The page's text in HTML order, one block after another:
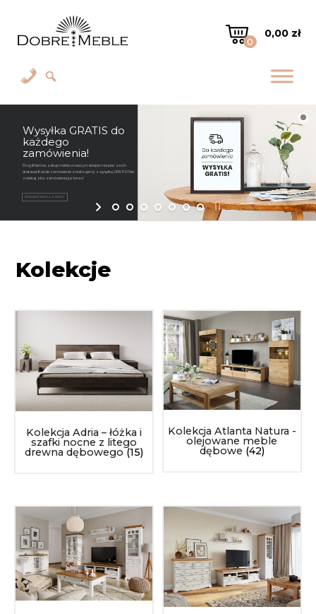
0
0,00 zł
Orbetello – stoliki i
stoły z litego drewna
dębu
Kolekcja mebli drewnianych Orbetello to wyjątkowy zbiór stolików i
stołów z naturalnego litego drewna dębowego, które stanowią
doskonałe połączenie stylu loftowego z nowoczesnością.
SPRAWDŹ NASZĄ OFERTĘ
Kolekcje
Kolekcja Adria – łóżka i
szafki nocne z litego
drewna dębowego(15)
Kolekcja Atlanta Natura -
olejowane meble
dębowe (42)